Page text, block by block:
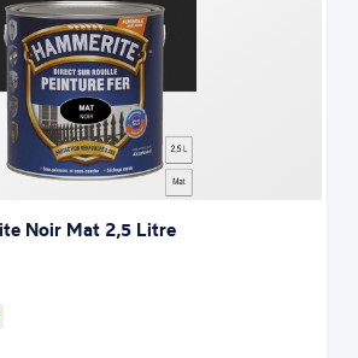
Noir Mat 2,5 Litre